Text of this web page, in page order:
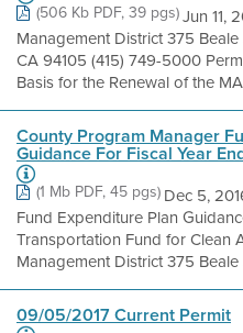
(506 Kb PDF, 39 pgs)Jun 11,
Management District 375
CA 94105 (415) 749-5000
Basis for the Renewal of the
County Program Manager
Guidance For Fiscal Year
(1 Mb PDF, 45 pgs)Dec 5,
Fund Expenditure Plan
Transportation Fund for Clean
Management District 375
09/05/2017 Current Permit